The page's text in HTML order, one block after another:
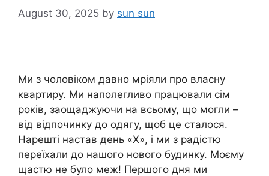
August 30, 2025 by sun sun
Ми з чоловіком давно мріяли про власну
квартиру. Ми наполегливо працювали сім
років, заощаджуючи на всьому, що могли –
від відпочинку до одягу, щоб це сталося.
Нарешті настав день «Х», і ми з радістю
переїхали до нашого нового будинку. Моєму
щастю не було меж! Першого дня ми